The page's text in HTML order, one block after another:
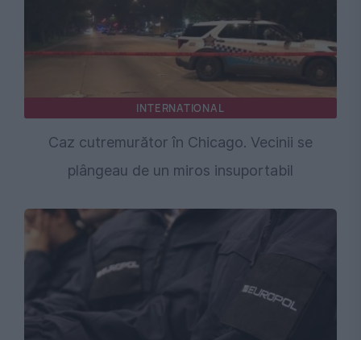
INTERNATIONAL
Caz cutremurător în Chicago. Vecinii se
plângeau de un miros insuportabil